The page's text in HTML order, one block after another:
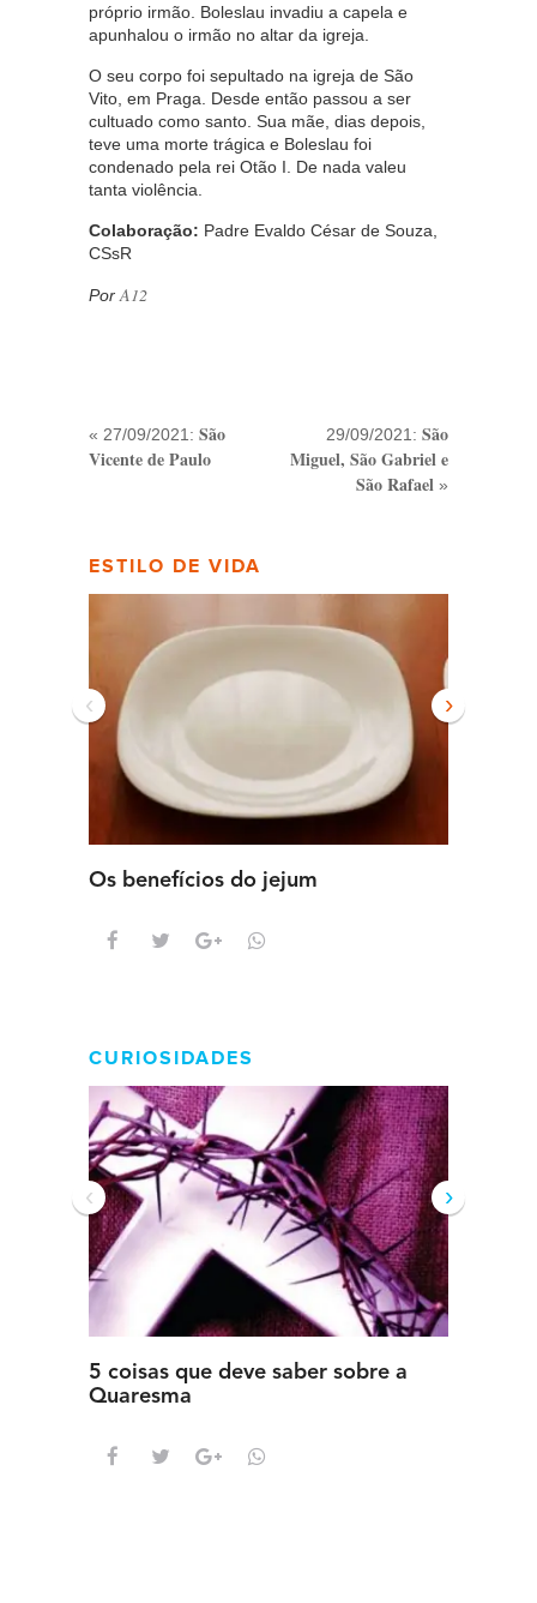
próprio irmão. Boleslau invadiu a capela e
apunhalou o irmão no altar da igreja.
O seu corpo foi sepultado na igreja de São
Vito, em Praga. Desde então passou a ser
cultuado como santo. Sua mãe, dias depois,
teve uma morte trágica e Boleslau foi
condenado pela rei Otão I. De nada valeu
tanta violência.
Colaboração: Padre Evaldo César de Souza,
CSsR
Por A12
« 27/09/2021: São
Vicente de Paulo
29/09/2021: São
Miguel, São Gabriel e
São Rafael »
ESTILO DE VIDA
Os benefícios do jejum
‹ ›
CURIOSIDADES
5 coisas que deve saber sobre a
Quaresma
‹ ›